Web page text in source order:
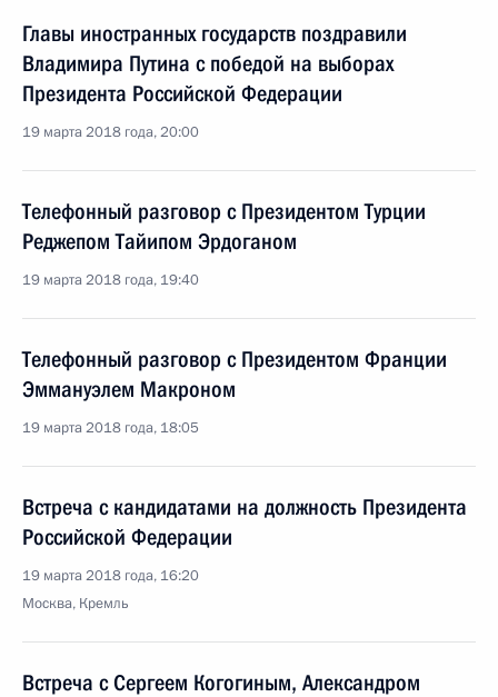
Главы иностранных государств поздравили
Владимира Путина с победой на выборах
Президента Российской Федерации
19 марта 2018 года, 20:00
Телефонный разговор с Президентом Турции
Реджепом Тайипом Эрдоганом
19 марта 2018 года, 19:40
Телефонный разговор с Президентом Франции
Эммануэлем Макроном
19 марта 2018 года, 18:05
Встреча с кандидатами на должность Президента
Российской Федерации
19 марта 2018 года, 16:20
Москва, Кремль
Встреча с Сергеем Когогиным, Александром